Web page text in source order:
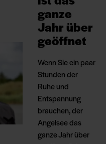
ganze
Jahr über
geöffnet
Wenn Sie ein paar
Stunden der
Ruhe und
Entspannung
brauchen, der
Angelsee das
ganze Jahr über